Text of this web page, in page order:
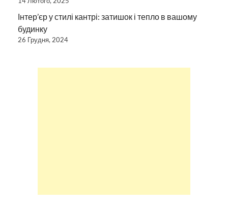
Інтер’єр у стилі кантрі: затишок і тепло в вашому
будинку
26 Грудня, 2024